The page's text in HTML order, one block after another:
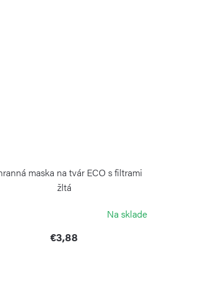
maska na tvár ECO s filtrami
žltá
Na sklade
€3,88